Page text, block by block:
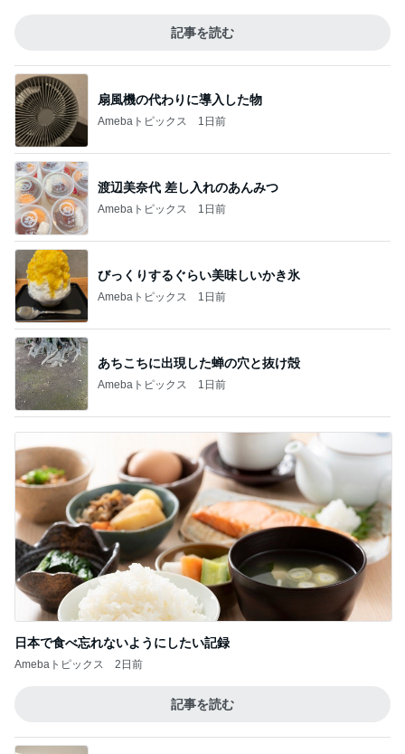
記事を読む
扇風機の代わりに導入した物
Amebaトピックス 1日前
渡辺美奈代 差し入れのあんみつ
Amebaトピックス 1日前
びっくりするぐらい美味しいかき氷
Amebaトピックス 1日前
あちこちに出現した蝉の穴と抜け殻
Amebaトピックス 1日前
日本で食べ忘れないようにしたい記録
Amebaトピックス 2日前
記事を読む